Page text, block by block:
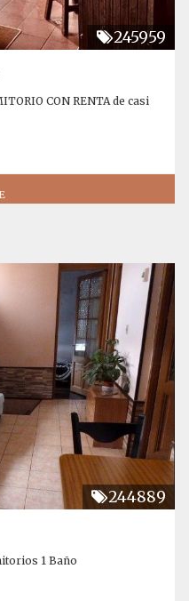
245959
CON RENTA de casi
244889
1 Baño